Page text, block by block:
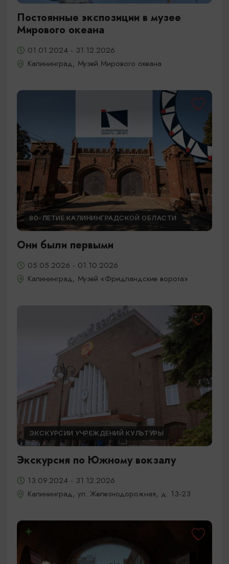
Постоянные экспозиции в музее
Мирового океана
01.01.2024 - 31.12.2026
Калининград, Музей Мирового океана
80-ЛЕТИЕ КАЛИНИНГРАДСКОЙ ОБЛАСТИ
Они были первыми
05.05.2026 - 01.10.2026
Калининград, Музей «Фридландские ворота»
ЭКСКУРСИИ УЧРЕЖДЕНИЙ КУЛЬТУРЫ
Экскурсия по Южному вокзалу
13.09.2024 - 31.12.2026
Калининград, ул. Железнодорожная, д. 13-23